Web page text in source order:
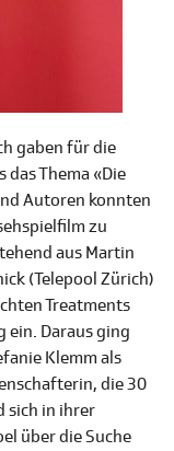
gaben für die
Thema «Die
Autoren konnten
zu
aus Martin
(Telepool Zürich)
Treatments
ein. Daraus ging
Klemm als
die 30
sich in ihrer
über die Suche